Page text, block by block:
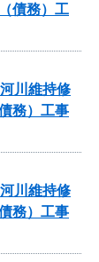
債務）工
川維持修
務）工事
川維持修
務）工事